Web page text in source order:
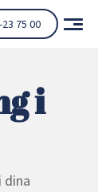
75 00
i
dina